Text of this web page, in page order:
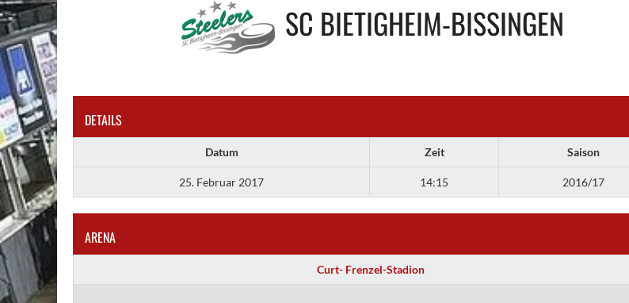
SC BIETIGHEIM-BISSINGEN
DETAILS
Datum Zeit Saison
25. Februar 2017 14:15 2016/17
ARENA
Curt- Frenzel-Stadion